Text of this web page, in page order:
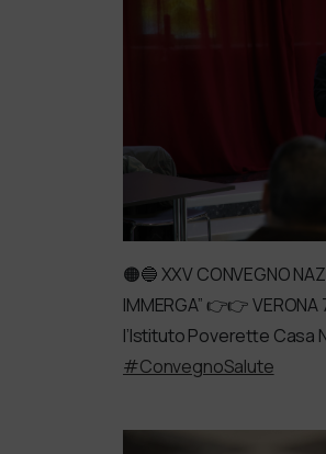
🟠🔵 XXV CONVEGNO
IMMERGA” 👉👉
l’Istituto Poverette Casa
#ConvegnoSalute